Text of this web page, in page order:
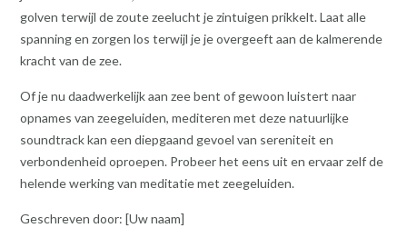
golven terwijl de zoute zeelucht je zintuigen prikkelt. Laat alle
spanning en zorgen los terwijl je je overgeeft aan de kalmerende
kracht van de zee.
Of je nu daadwerkelijk aan zee bent of gewoon luistert naar
opnames van zeegeluiden, mediteren met deze natuurlijke
soundtrack kan een diepgaand gevoel van sereniteit en
verbondenheid oproepen. Probeer het eens uit en ervaar zelf de
helende werking van meditatie met zeegeluiden.
Geschreven door: [Uw naam]